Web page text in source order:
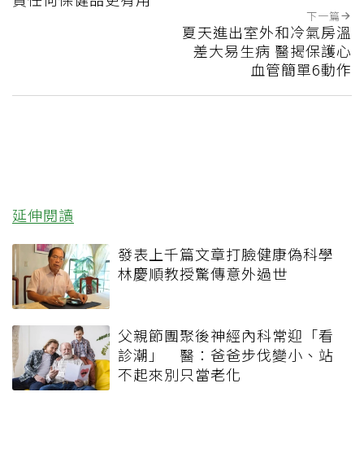
下一篇
夏天進出室外和冷氣房溫
差大易生病 醫揭保護心
血管簡單6動作
延伸閱讀
發表上千篇文章打臉健康偽科學
林慶順教授驚傳意外過世
父親節團聚後神經內科常迎「看
診潮」 醫：爸爸步伐變小、站
不起來別只當老化